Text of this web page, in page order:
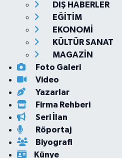
DIŞ HABERLER
EĞİTİM
EKONOMİ
KÜLTÜR SANAT
MAGAZİN
Foto Galeri
Video
Yazarlar
Firma Rehberi
Seri İlan
Röportaj
Biyografi
Künye